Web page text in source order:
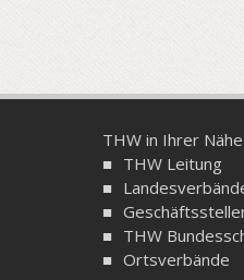
THW in Ihrer Nähe
THW Leitung
THW
Ortsverbände